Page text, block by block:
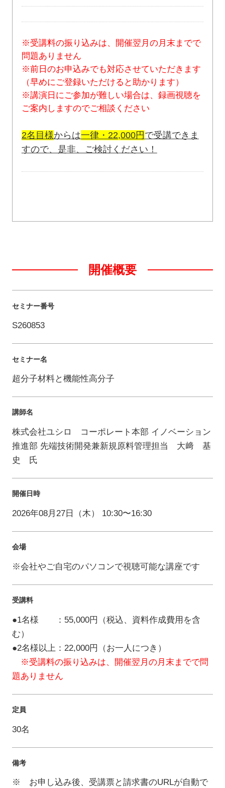
※受講料の振り込みは、開催翌月の月末までで
問題ありません
※前日のお申込みでも対応させていただきます
（早めにご登録いただけると助かります）
※講演日にご参加が難しい場合は、録画視聴を
ご案内しますのでご相談ください
2名目様からは一律・22,000円 で受講できま
すので、是非、ご検討ください！
開催概要
セミナー番号
S260853
セミナー名
超分子材料と機能性高分子
講師名
株式会社ユシロ コーポレート本部 イノベーション
推進部 先端技術開発兼新規原料管理担当 大﨑 基
史 氏
開催日時
2026年08月27日（木） 10:30〜16:30
会場
※会社やご自宅のパソコンで視聴可能な講座です
受講料
●1名様 ：55,000円（税込、資料作成費用を含
む）
●2名様以上：22,000円（お一人につき）
※受講料の振り込みは、開催翌月の月末までで問
題ありません
定員
30名
備考
※ お申し込み後、受講票と請求書のURLが自動で